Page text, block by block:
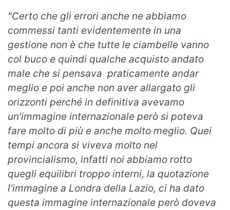
"Certo che gli errori anche ne abbiamo
commessi tanti evidentemente in una
gestione non è che tutte le ciambelle vanno
col buco e quindi qualche acquisto andato
male che si pensava praticamente andar
meglio e poi anche non aver allargato gli
orizzonti perché in definitiva avevamo
un'immagine internazionale però si poteva
fare molto di più e anche molto meglio. Quei
tempi ancora si viveva molto nel
provincialismo, infatti noi abbiamo rotto
quegli equilibri troppo interni, la quotazione
l'immagine a Londra della Lazio, ci ha dato
questa immagine internazionale però doveva